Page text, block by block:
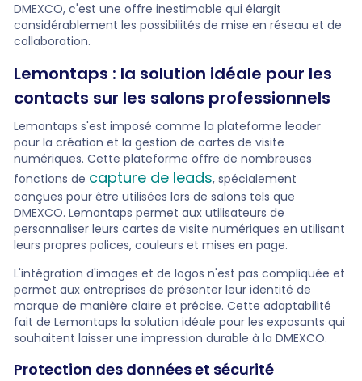
DMEXCO, c'est une offre inestimable qui élargit
considérablement les possibilités de mise en réseau et de
collaboration.
Lemontaps : la solution idéale pour les
contacts sur les salons professionnels
Lemontaps s'est imposé comme la plateforme leader
pour la création et la gestion de cartes de visite
numériques. Cette plateforme offre de nombreuses
fonctions de capture de leads, spécialement
conçues pour être utilisées lors de salons tels que
DMEXCO. Lemontaps permet aux utilisateurs de
personnaliser leurs cartes de visite numériques en utilisant
leurs propres polices, couleurs et mises en page.
L'intégration d'images et de logos n'est pas compliquée et
permet aux entreprises de présenter leur identité de
marque de manière claire et précise. Cette adaptabilité
fait de Lemontaps la solution idéale pour les exposants qui
souhaitent laisser une impression durable à la DMEXCO.
Protection des données et sécurité